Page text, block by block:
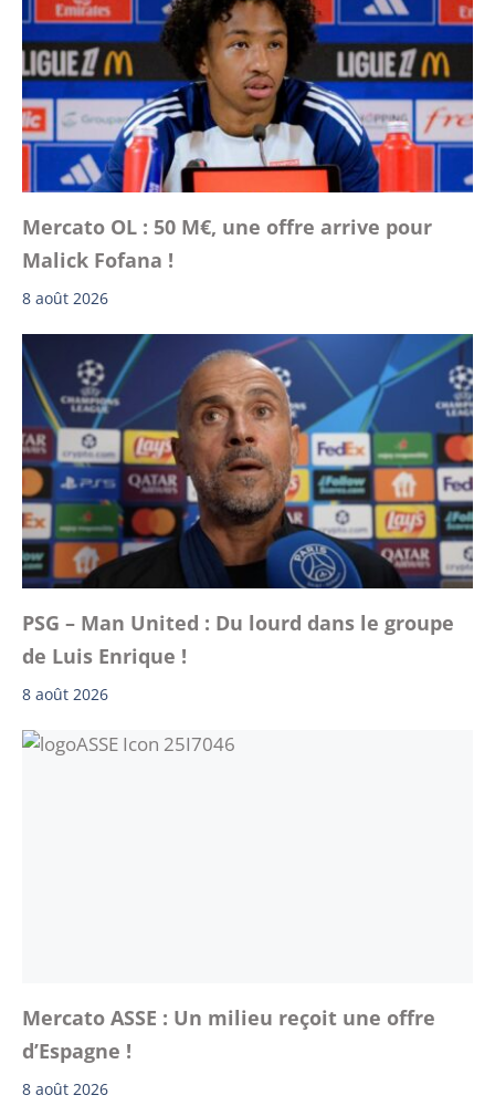
Mercato OL : 50 M€, une offre arrive pour
Malick Fofana !
8 août 2026
PSG – Man United : Du lourd dans le groupe
de Luis Enrique !
8 août 2026
Mercato ASSE : Un milieu reçoit une offre
d’Espagne !
8 août 2026